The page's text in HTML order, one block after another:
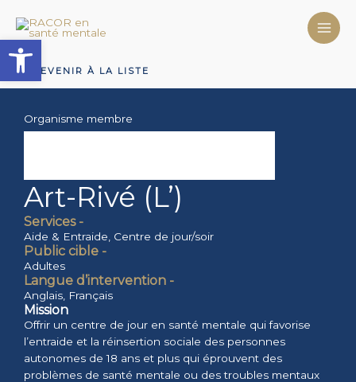
contenu
REVENIR À LA LISTE
Organisme membre
Art-Rivé (L’)
Services -
Aide & Entraide Centre de jour/soir
Public cible -
Adultes
Langue d’intervention -
Anglais Français
Mission
Offrir un centre de jour en santé mentale qui favorise
l’entraide et la réinsertion sociale des personnes
autonomes de 18 ans et plus qui éprouvent des
problèmes de santé mentale ou des troubles mentaux
Ouvrir la barre d’outils